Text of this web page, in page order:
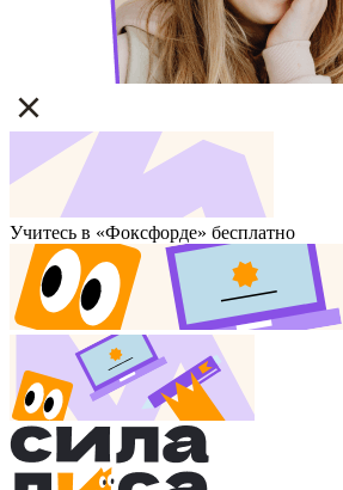
Учитесь в «Фоксфорде» бесплатно